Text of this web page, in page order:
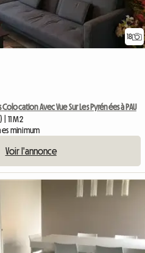
18
Avec Vue Sur Les Pyrénées à PAU
11 M2
minimum
Voir l'annonce